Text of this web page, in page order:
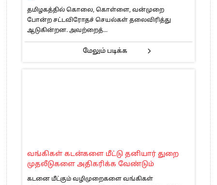
தமிழகத்தில் கொலை, கொள்ளை, வன்முறை
போன்ற சட்டவிரோதச் செயல்கள் தலைவிரித்து
ஆடுகின்றன. அவற்றைத்...
மேலும் படிக்க
வங்கிகள் கடன்களை மீட்டு தனியார் துறை
முதலீடுகளை அதிகரிக்க வேண்டும்
கடனை மீட்கும் வழிமுறைகளை வங்கிகள்